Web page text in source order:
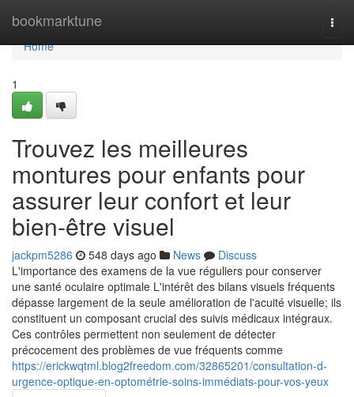
bookmarktune
Home
Home
1
Trouvez les meilleures
montures pour enfants pour
assurer leur confort et leur
bien-être visuel
jackpm5286 548 days ago News
Discuss
L'importance des examens de la vue réguliers pour conserver
une santé oculaire optimale L'intérêt des bilans visuels fréquents
dépasse largement de la seule amélioration de l'acuité visuelle; ils
constituent un composant crucial des suivis médicaux intégraux.
Ces contrôles permettent non seulement de détecter
précocement des problèmes de vue fréquents comme
https://erickwqtml.blog2freedom.com/32865201/consultation-d-
urgence-optique-en-optométrie-soins-immédiats-pour-vos-yeux